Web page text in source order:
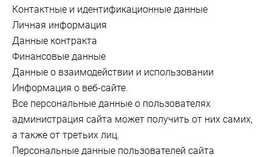
Контактные и идентификационные данные
Личная информация
Данные контракта
Финансовые данные
Данные о взаимодействии и использовании
Информация о веб-сайте.
Все персональные данные о пользователях
администрация сайта может получить от них самих,
а также от третьих лиц.
Персональные данные пользователей сайта